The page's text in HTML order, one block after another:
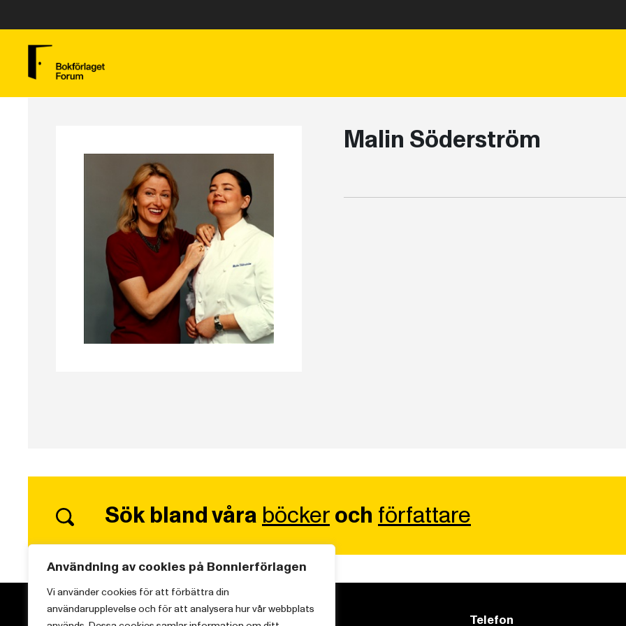
Användning av cookies på Bonnierförlagen
Vi använder cookies för att förbättra din
användarupplevelse och för att analysera hur vår webbplats
Malin Söderström
Sök bland våraböckeroch författare
Telefon